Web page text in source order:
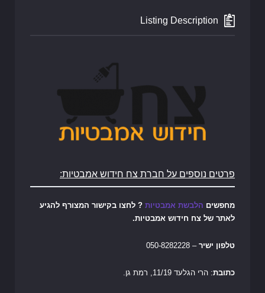
Listing Description
פרטים נוספים על חברת צח חידוש אמבטיות:
מחפשים הלבשת אמבטיות ? לחצו בקישור המצורף להגיע
לאתר של צח חידוש אמבטיות.
טלפון ישיר – 050-8282228
כתובת: הרי הגלעד 11/19, רמת גן.